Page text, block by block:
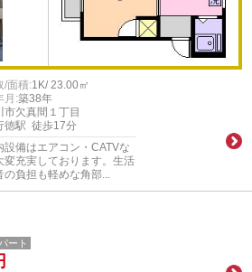
/面積:1K/ 23.00㎡
月:築38年
市欠真間１丁目
徳駅 徒歩17分
設備はエアコン・CATVな
変充実しております。生活
の負担も軽めな角部...
ート